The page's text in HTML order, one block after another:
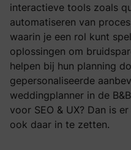
interactieve tools zoals
automatiseren van
waarin je een rol kunt
oplossingen om
helpen bij hun planning
gepersonaliseerde
weddingplanner in de
voor SEO & UX? Dan is
ook daar in te zetten.